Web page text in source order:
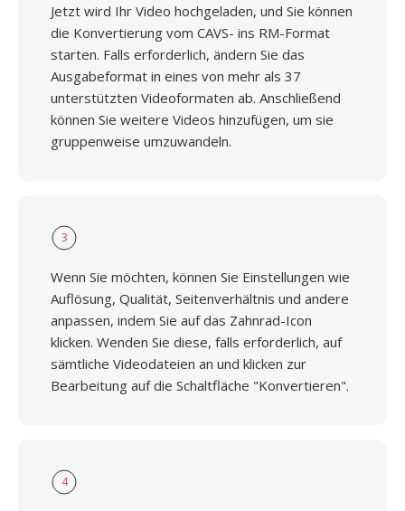
Jetzt wird Ihr Video hochgeladen, und Sie können
die Konvertierung vom CAVS- ins RM-Format
starten. Falls erforderlich, ändern Sie das
Ausgabeformat in eines von mehr als 37
unterstützten Videoformaten ab. Anschließend
können Sie weitere Videos hinzufügen, um sie
gruppenweise umzuwandeln.
3
Wenn Sie möchten, können Sie Einstellungen wie
Auflösung, Qualität, Seitenverhältnis und andere
anpassen, indem Sie auf das Zahnrad-Icon
klicken. Wenden Sie diese, falls erforderlich, auf
sämtliche Videodateien an und klicken zur
Bearbeitung auf die Schaltfläche "Konvertieren".
4